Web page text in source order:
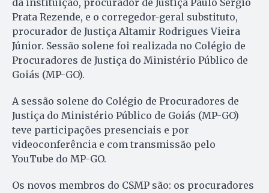
da instituição, procurador de Justiça Paulo Sérgio
Prata Rezende, e o corregedor-geral substituto,
procurador de Justiça Altamir Rodrigues Vieira
Júnior. Sessão solene foi realizada no Colégio de
Procuradores de Justiça do Ministério Público de
Goiás (MP-GO).
A sessão solene do Colégio de Procuradores de
Justiça do Ministério Público de Goiás (MP-GO)
teve participações presenciais e por
videoconferência e com transmissão pelo
YouTube do MP-GO.
Os novos membros do CSMP são: os procuradores